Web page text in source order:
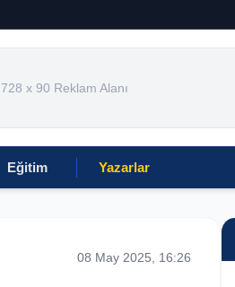
728 x 90 Reklam Alanı
Eğitim Yazarlar
08 May 2025, 16:26